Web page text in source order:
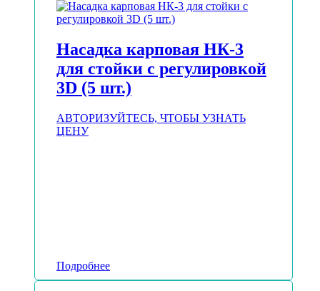
Насадка карповая НК-3
для стойки с регулировкой
3D (5 шт.)
АВТОРИЗУЙТЕСЬ, ЧТОБЫ УЗНАТЬ
ЦЕНУ
Подробнее